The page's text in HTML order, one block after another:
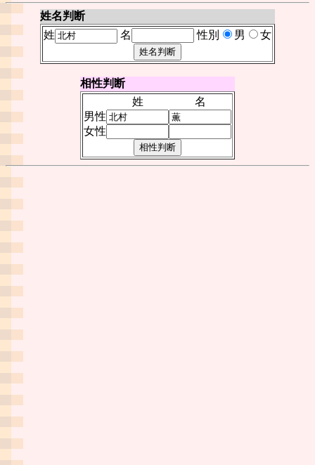
姓名判断
姓
名 性別 男 女
相性判断
姓
名
男性
女性